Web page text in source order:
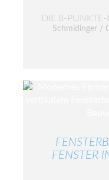
DIE 8-
Schmidinger /
FENSTER